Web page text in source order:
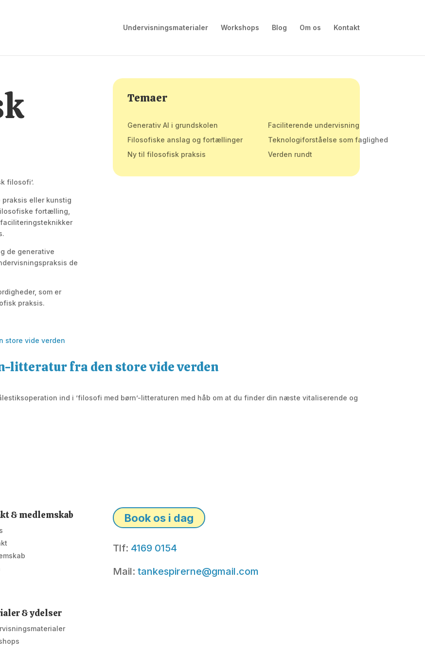
Undervisningsmaterialer Workshops Blog Om os Kontakt
filosofi’.
eller kunstig
fortælling,
de generative
de
som er
praksis.
Temaer
Generativ AI i grundskolen
Faciliterende undervisning
Filosofiske anslag og fortællinger
Teknologiforståelse som faglighed
Ny til filosofisk praksis
Verden rundt
litteratur fra den store vide verden
ind i ’filosofi med børn’-litteraturen med håb om at du finder din næste vitaliserende og
& medlemskab
& ydelser
Book os i dag
Tlf: 4169 0154
Mail: tankespirerne@gmail.com